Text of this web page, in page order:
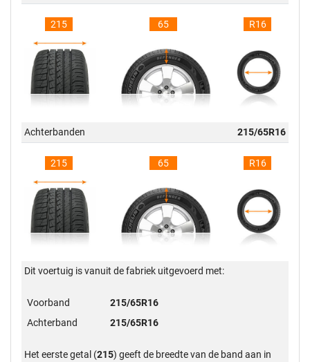
215 65 R16
Achterbanden 215/65R16
215 65 R16
Dit voertuig is vanuit de fabriek uitgevoerd met:
Voorband
215/65R16
Achterband
215/65R16
Het eerste getal (215) geeft de breedte van de band aan in